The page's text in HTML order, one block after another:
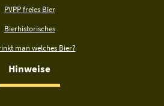
PVPP freies Bier
Bierhistorisches
man welches Bier?
Hinweise